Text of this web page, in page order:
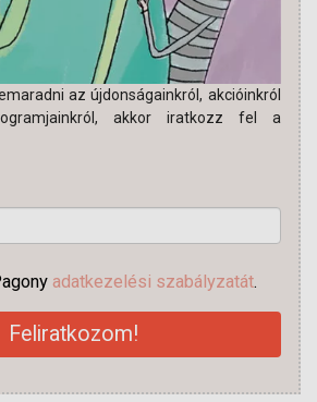
az újdonságainkról, akcióinkról
akkor iratkozz fel a
adatkezelési szabályzatát.
Feliratkozom!